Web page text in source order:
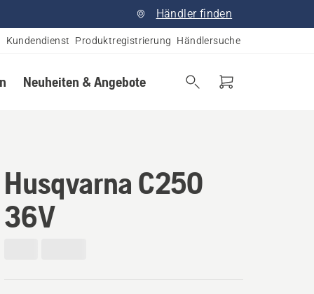
Händler finden
Kundendienst Produktregistrierung Händlersuche
Neuheiten & Angebote
Husqvarna C250
36V